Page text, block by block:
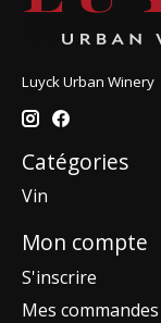
Luyck Urban Winery
Catégories
Vin
Mon compte
S'inscrire
Mes commandes